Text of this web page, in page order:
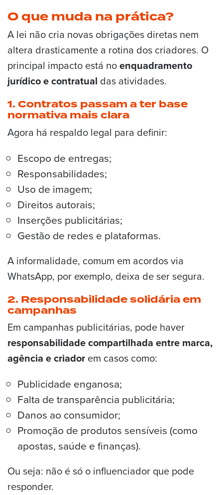
O que muda na prática?
A lei não cria novas obrigações diretas nem
altera drasticamente a rotina dos criadores. O
principal impacto está noenquadramento
jurídico e contratual das atividades.
1. Contratos passam a ter base
normativa mais clara
Agora há respaldo legal para definir:
Escopo de entregas;
Responsabilidades;
Uso de imagem;
Direitos autorais;
Inserções publicitárias;
Gestão de redes e plataformas.
A informalidade, comum em acordos via
WhatsApp, por exemplo, deixa de ser segura.
2. Responsabilidade solidária em
campanhas
Em campanhas publicitárias, pode haver
responsabilidade compartilhada entre marca,
agência e criador em casos como:
Publicidade enganosa;
Falta de transparência publicitária;
Danos ao consumidor;
Promoção de produtos sensíveis (como
apostas, saúde e finanças).
Ou seja: não é só o influenciador que pode
responder.